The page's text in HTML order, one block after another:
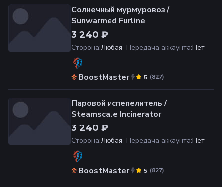
Солнечный мурмуровоз /
Sunwarmed Furline
3 240 ₽
Сторона:Любая Передача аккаунта:Нет
BoostMaster (827)
5
Паровой испепелитель /
Steamscale Incinerator
3 240 ₽
Сторона:Любая Передача аккаунта:Нет
BoostMaster (827)
5